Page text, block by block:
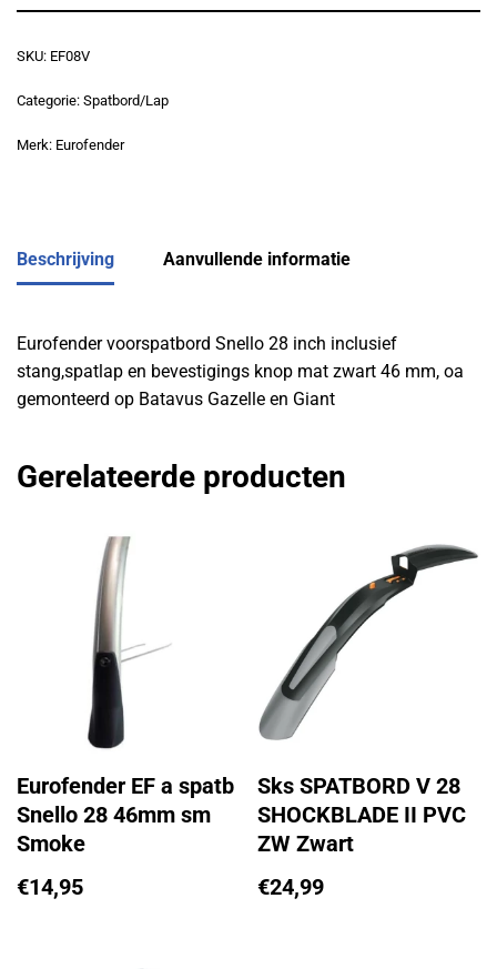
SKU: EF08V
Categorie: Spatbord/Lap
Merk: Eurofender
Beschrijving Aanvullende informatie
Eurofender voorspatbord Snello 28 inch inclusief
stang,spatlap en bevestigings knop mat zwart 46 mm, oa
gemonteerd op Batavus Gazelle en Giant
Gerelateerde producten
Eurofender EF a spatb
Snello 28 46mm sm
Smoke
€14,95
Sks SPATBORD V 28
SHOCKBLADE II PVC
ZW Zwart
€24,99